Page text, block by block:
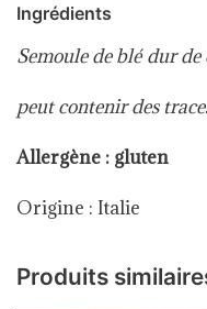
Ingrédients
Semoule de blé dur
peut contenir des
Allergène : gluten
Origine : Italie
Produits